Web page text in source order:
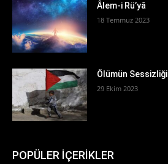
Âlem-i Rü’yâ
18 Temmuz 2023
Ölümün Sessizliği
29 Ekim 2023
POPÜLER İÇERİKLER